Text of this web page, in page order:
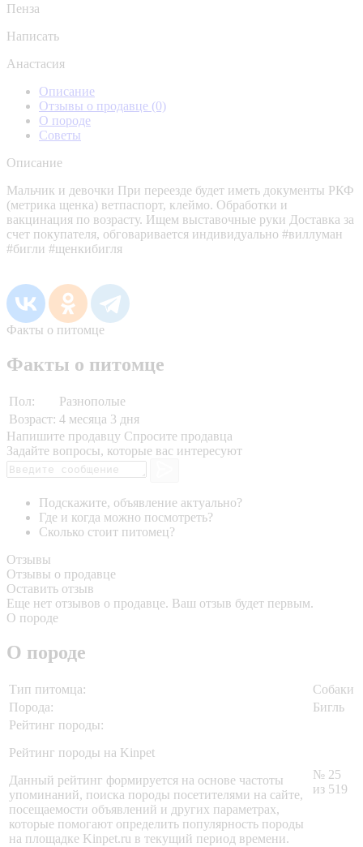
Пенза
Написать
Анастасия
Описание
Отзывы о продавце (0)
О породе
Советы
Описание
Мальчик и девочки При переезде будет иметь документы РКФ
(метрика щенка) ветпаспорт, клеймо. Обработки и
вакцинация по возрасту. Ищем выставочные руки Доставка за
счет покупателя, обговаривается индивидуально #виллуман
#бигли #щенкибигля
Факты о питомце
Факты о питомце
Пол:
Разнополые
Возраст: 4 месяца 3 дня
Напишите продавцу Спросите продавца
Задайте вопросы, которые вас интересуют
Подскажите, объявление актуально?
Где и когда можно посмотреть?
Сколько стоит питомец?
Отзывы
Отзывы о продавце
Оставить отзыв
Еще нет отзывов о продавце. Ваш отзыв будет первым.
О породе
О породе
Тип питомца:
Собаки
Порода:
Бигль
Рейтинг породы:
Рейтинг породы на Kinpet
Данный рейтинг формируется на основе частоты
упоминаний, поиска породы посетителями на сайте,
посещаемости объявлений и других параметрах,
которые помогают определить популярность породы
на площадке Kinpet.ru в текущий период времени.
№ 25
из 519